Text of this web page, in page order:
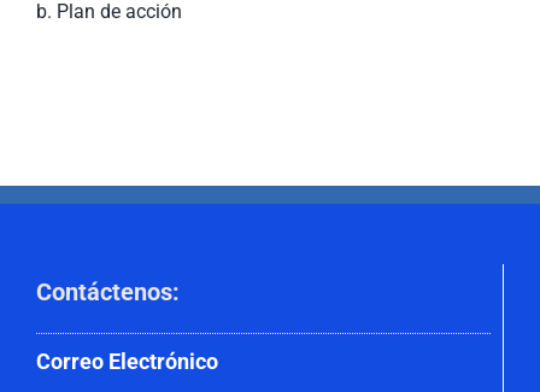
b. Plan de acción
Contáctenos:
Correo Electrónico